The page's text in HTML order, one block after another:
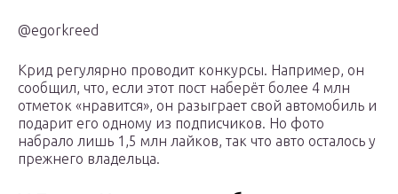
@egorkreed
Крид регулярно проводит конкурсы. Например, он
сообщил, что, если этот пост наберёт более 4 млн
отметок «нравится», он разыграет свой автомобиль и
подарит его одному из подписчиков. Но фото
набрало лишь 1,5 млн лайков, так что авто осталось у
прежнего владельца.